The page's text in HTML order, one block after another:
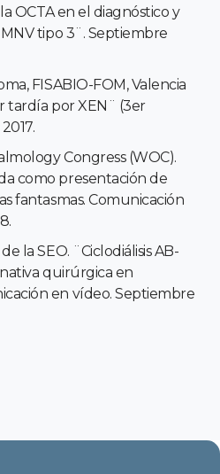
OCTA en el diagnóstico y
tipo 3¨. Septiembre
FISABIO-FOM, Valencia
tardía por XEN¨ (3er
Congress (WOC).
como presentación de
fantasmas. Comunicación
la SEO. ¨Ciclodiálisis AB-
quirúrgica en
en vídeo. Septiembre